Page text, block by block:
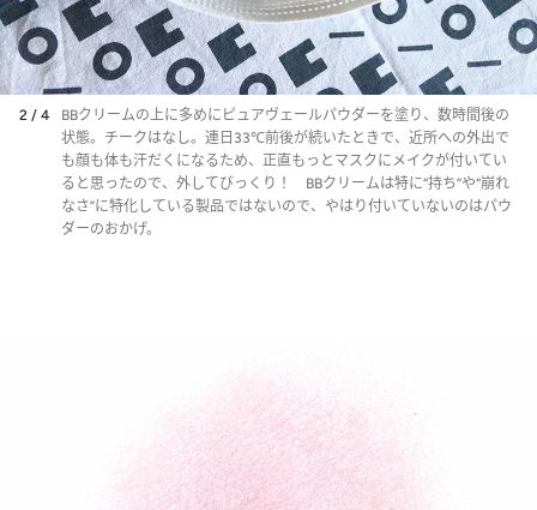
2 / 4
BBクリームの上に多めにピュアヴェールパウダーを塗り、数時間後の
状態。チークはなし。連日33℃前後が続いたときで、近所への外出で
も顔も体も汗だくになるため、正直もっとマスクにメイクが付いてい
ると思ったので、外してびっくり！ BBクリームは特に“持ち”や“崩れ
なさ”に特化している製品ではないので、やはり付いていないのはパウ
ダーのおかげ。